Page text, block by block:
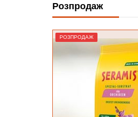
Розпродаж
РОЗПРОДАЖ